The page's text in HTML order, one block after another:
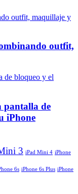
outfit,
pantalla de
iPhone
3 iPad Mini 4 iPhone
6s iPhone 6s Plus iPhone